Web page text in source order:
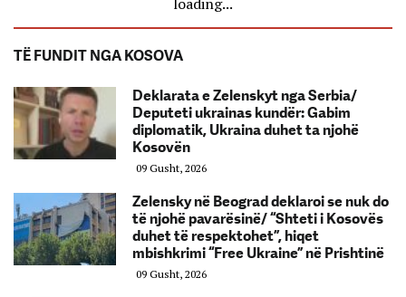
TË FUNDIT NGA KOSOVA
Deklarata e Zelenskyt nga Serbia/
Deputeti ukrainas kundër: Gabim
diplomatik, Ukraina duhet ta njohë
Kosovën
09 Gusht, 2026
Zelensky në Beograd deklaroi se nuk do
të njohë pavarësinë/ “Shteti i Kosovës
duhet të respektohet”, hiqet
mbishkrimi “Free Ukraine” në Prishtinë
09 Gusht, 2026